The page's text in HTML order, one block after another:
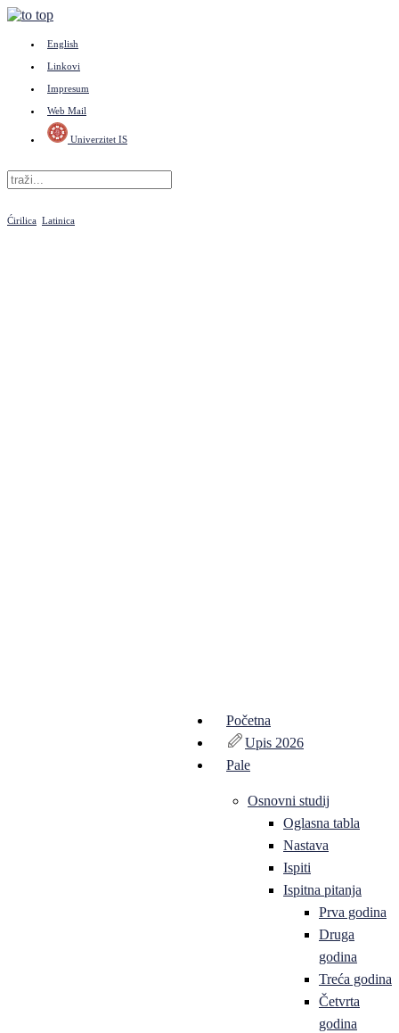
English
Linkovi
Impresum
Web Mail
Univerzitet IS
Ćirilica Latinica
Početna
Upis 2026
Pale
Osnovni studij
Oglasna tabla
Nastava
Ispiti
Ispitna pitanja
Prva godina
Druga
godina
Treća godina
Četvrta
godina